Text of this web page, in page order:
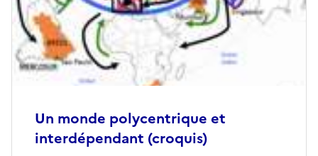
Un monde polycentrique et
interdépendant (croquis)